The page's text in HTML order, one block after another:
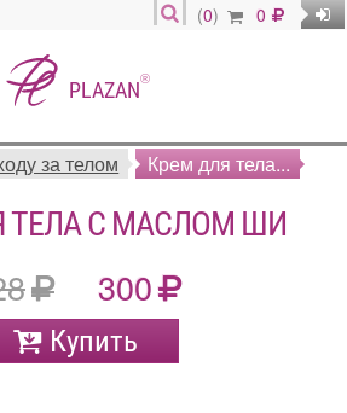
(0) 0
PLAZAN®
за телом Крем для тела...
ТЕЛА С МАСЛОМ ШИ
300
Купить